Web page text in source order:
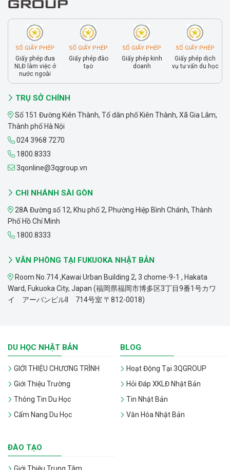
SỐ GIẤY PHÉP
Giấy phép đưa
NLĐ làm việc ở
nước ngoài
SỐ GIẤY PHÉP
Giấy phép đào
tạo
SỐ GIẤY PHÉP
Giấy phép kinh
doanh
SỐ GIẤY PHÉP
Giấy phép dịch
vụ tư vấn du học
TRỤ SỞ CHÍNH
Số 151 Đường Kiên Thành, Tổ dân phố Kiên Thành, Xã Gia Lâm,
Thành phố Hà Nội
024 3968 7270
1800.8333
3qonline@3qgroup.vn
CHI NHÁNH SÀI GÒN
28A Đường số 12, Khu phố 2, Phường Hiệp Bình Chánh, Thành
Phố Hồ Chí Minh
1800.8333
VĂN PHÒNG TẠI FUKUOKA NHẬT BẢN
Room No.714 ,Kawai Urban Building 2, 3 chome-9-1 , Hakata
Ward, Fukuoka City, Japan (福岡県福岡市博多区3丁目9番1号カワ
イ アーバンビルII 714号室 〒812-0018)
DU HỌC NHẬT BẢN
GIỚI THIỆU CHƯƠNG TRÌNH
Giới Thiệu Trường
Thông Tin Du Học
Cẩm Nang Du Học
BLOG
Hoạt Động Tại 3QGROUP
Hỏi Đáp XKLĐ Nhật Bản
Tin Nhật Bản
Văn Hóa Nhật Bản
ĐÀO TẠO
Giới Thiệu Trung Tâm